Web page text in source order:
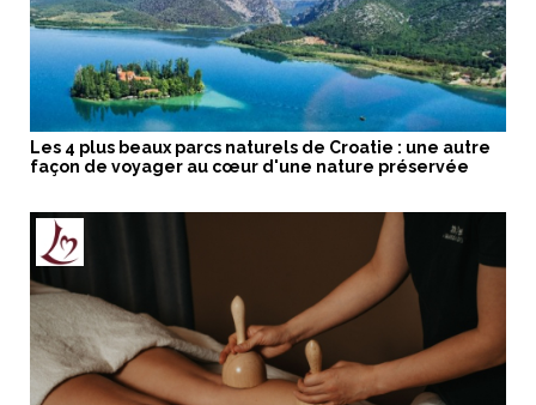
Les 4 plus beaux parcs naturels de Croatie : une autre
façon de voyager au cœur d'une nature préservée